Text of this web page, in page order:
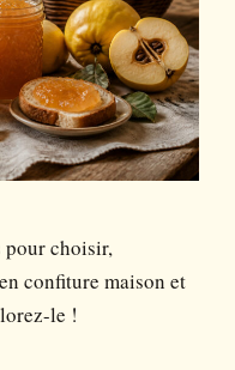
pour choisir,
confiture maison et
le !